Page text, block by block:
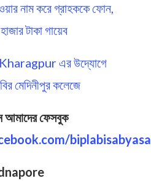
নাম করে গ্রাহককে ফোন,
টাকা গায়েব
এর উদ্যোগে
মেদিনীপুর কলেজে
আমাদের ফেসবুক